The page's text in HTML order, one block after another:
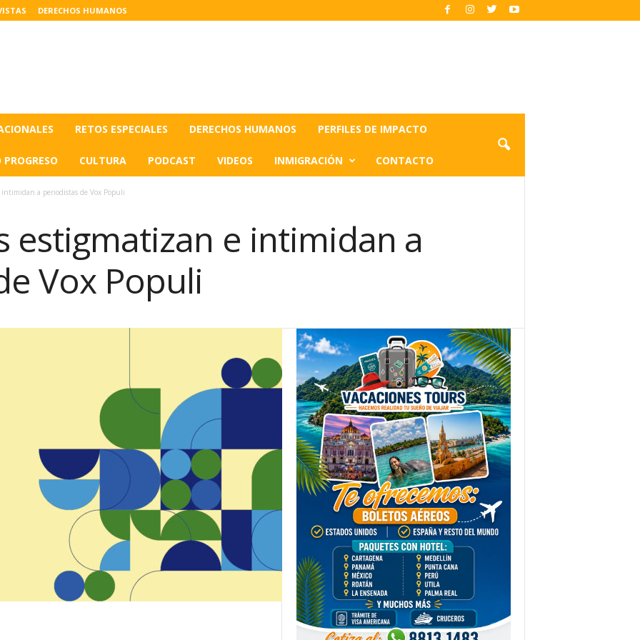
DERECHOS HUMANOS
RETOS ESPECIALES DERECHOS HUMANOS PERFILES DE IMPACTO
PROGRESO CULTURA PODCAST VIDEOS INMIGRACIÓN CONTACTO
a periodistas de Vox Populi
estigmatizan e intimidan a
Vox Populi